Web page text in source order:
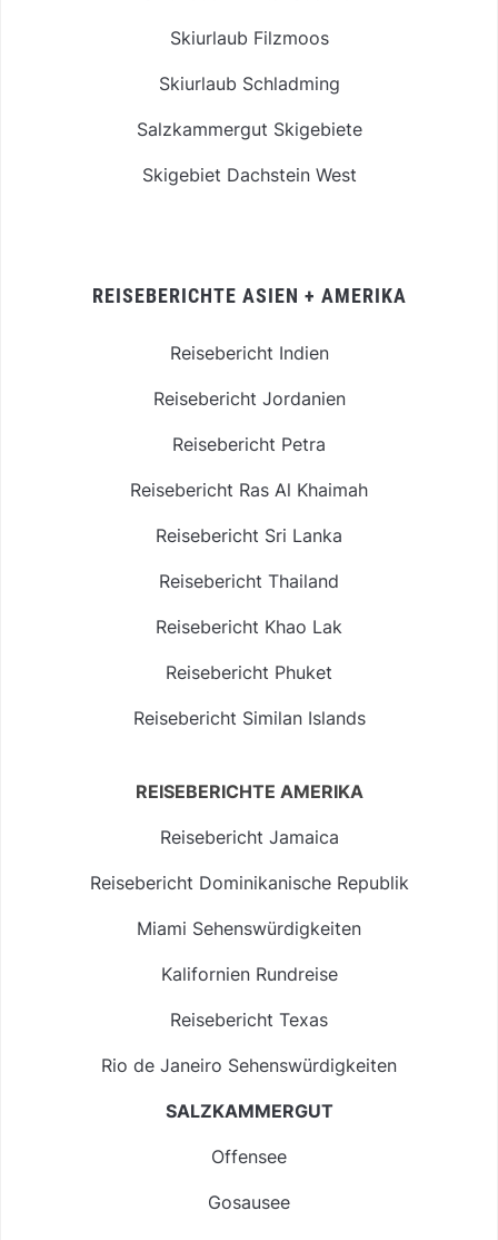
Skiurlaub Filzmoos
Skiurlaub Schladming
Salzkammergut Skigebiete
Skigebiet Dachstein West
REISEBERICHTE ASIEN + AMERIKA
Reisebericht Indien
Reisebericht Jordanien
Reisebericht Petra
Reisebericht Ras Al Khaimah
Reisebericht Sri Lanka
Reisebericht Thailand
Reisebericht Khao Lak
Reisebericht Phuket
Reisebericht Similan Islands
REISEBERICHTE AMERIKA
Reisebericht Jamaica
Reisebericht Dominikanische Republik
Miami Sehenswürdigkeiten
Kalifornien Rundreise
Reisebericht Texas
Rio de Janeiro Sehenswürdigkeiten
SALZKAMMERGUT
Offensee
Gosausee